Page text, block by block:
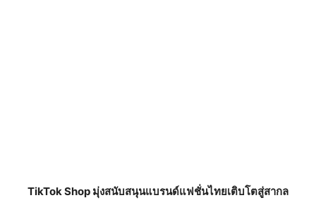
TikTok Shop มุ่งสนับสนุนแบรนด์แฟชั่นไทยเติบโตสู่สากล